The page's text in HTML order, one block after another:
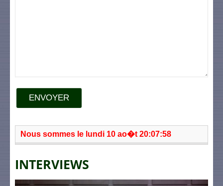
ENVOYER
Nous sommes le lundi 10 ao�t 20:07:58
INTERVIEWS